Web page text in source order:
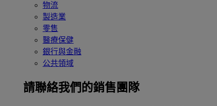
物流
製造業
零售
醫療保健
銀行與金融
公共領域
請聯絡我們的銷售團隊